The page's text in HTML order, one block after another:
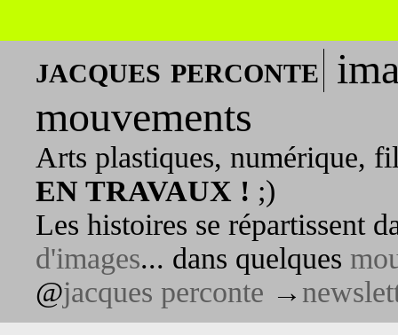
jacques perconte
mouvements
Arts plastiques, numérique,
EN TRAVAUX ! ;)
Les histoires se répartissent
d'images... dans quelques
@jacques perconte →